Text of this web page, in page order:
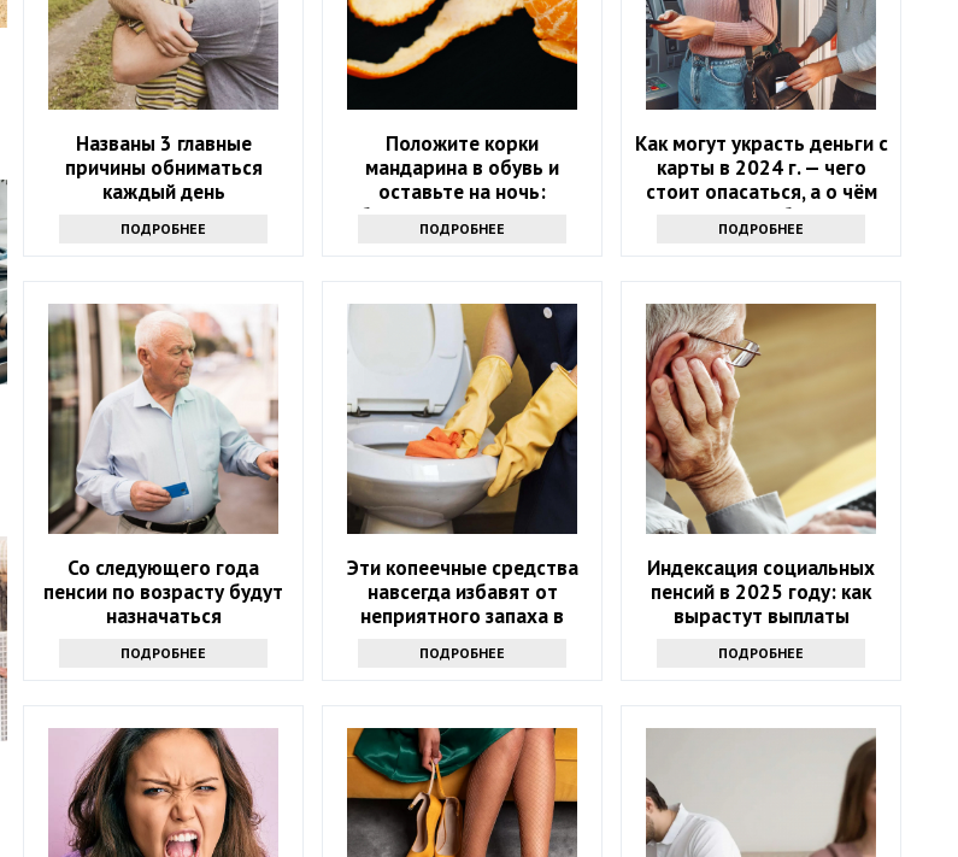
Названы 3 главные
причины обниматься
каждый день
ПОДРОБНЕЕ
Положите корки
мандарина в обувь и
оставьте на ночь:
обалдеете, какую пользу
это принесет
ПОДРОБНЕЕ
Как могут украсть деньги с
карты в 2024 г. — чего
стоит опасаться, а о чём
можно забыть
ПОДРОБНЕЕ
Со следующего года
пенсии по возрасту будут
назначаться
ПОДРОБНЕЕ
Эти копеечные средства
навсегда избавят от
неприятного запаха в
ПОДРОБНЕЕ
Индексация социальных
пенсий в 2025 году: как
вырастут выплаты
ПОДРОБНЕЕ